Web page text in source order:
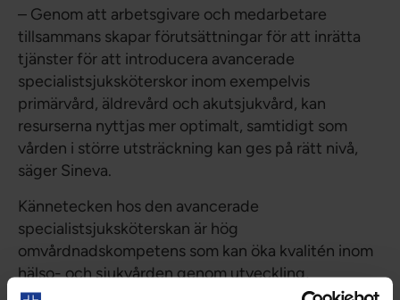
– Genom att arbetsgivare och medarbetare
tillsammans skapar förutsättningar för att inrätta
tjänster för att introducera avancerade
specialistsjuksköterskor inom exempelvis
primärvård, äldrevård och akutsjukvård, kan
resurserna nyttjas mer optimalt, samtidigt som
vården i större utsträckning kan ges på rätt nivå,
säger Sineva.
Kännetecken hos den avancerade
specialistsjuksköterskan är hög
omvårdnadskompetens som kan öka kvalitén inom
hälso- och sjukvården genom utveckling,
undervisning och forskning inom omvårdnad.